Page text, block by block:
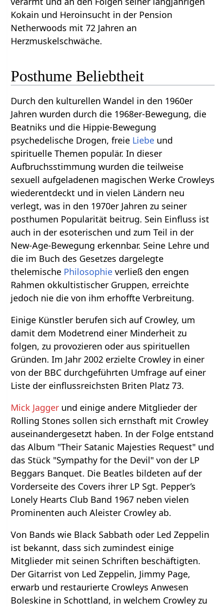
Kokain und Heroinsucht in der Pension
Netherwoods mit 72 Jahren an
Herzmuskelschwäche.
Posthume Beliebtheit
Durch den kulturellen Wandel in den 1960er
Jahren wurden durch die 1968er-Bewegung, die
Beatniks und die Hippie-Bewegung
psychedelische Drogen, freie Liebe und
spirituelle Themen populär. In dieser
Aufbruchsstimmung wurden die teilweise
sexuell aufgeladenen magischen Werke Crowleys
wiederentdeckt und in vielen Ländern neu
verlegt, was in den 1970er Jahren zu seiner
posthumen Popularität beitrug. Sein Einfluss ist
auch in der esoterischen und zum Teil in der
New-Age-Bewegung erkennbar. Seine Lehre und
die im Buch des Gesetzes dargelegte
thelemische Philosophie verließ den engen
Rahmen okkultistischer Gruppen, erreichte
jedoch nie die von ihm erhoffte Verbreitung.
Einige Künstler berufen sich auf Crowley, um
damit dem Modetrend einer Minderheit zu
folgen, zu provozieren oder aus spirituellen
Gründen. Im Jahr 2002 erzielte Crowley in einer
von der BBC durchgeführten Umfrage auf einer
Liste der einflussreichsten Briten Platz 73.
Mick Jagger und einige andere Mitglieder der
Rolling Stones sollen sich ernsthaft mit Crowley
auseinandergesetzt haben. In der Folge entstand
das Album "Their Satanic Majesties Request" und
das Stück "Sympathy for the Devil" von der LP
Beggars Banquet. Die Beatles bildeten auf der
Vorderseite des Covers ihrer LP Sgt. Pepper’s
Lonely Hearts Club Band 1967 neben vielen
Prominenten auch Aleister Crowley ab.
Von Bands wie Black Sabbath oder Led Zeppelin
ist bekannt, dass sich zumindest einige
Mitglieder mit seinen Schriften beschäftigten.
Der Gitarrist von Led Zeppelin, Jimmy Page,
erwarb und restaurierte Crowleys Anwesen
Boleskine in Schottland, in welchem Crowley zu